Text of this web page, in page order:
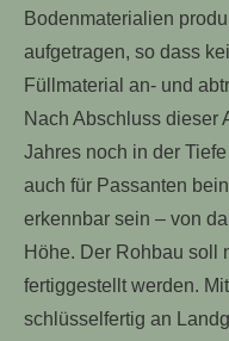
Bodenmaterialien
aufgetragen, so dass
Füllmaterial an- und
Nach Abschluss dieser
Jahres noch in der
auch für Passanten
erkennbar sein – von
Höhe. Der Rohbau soll
fertiggestellt werden.
schlüsselfertig an